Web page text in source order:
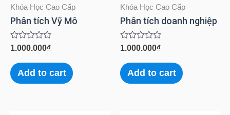
Khóa Học Cao Cấp
Phân tích Vỹ Mô
Rated
out
of
5
1.000.000₫
Add to cart
Khóa Học Cao Cấp
Phân tích doanh nghiệp
Rated
out
of
5
1.000.000₫
Add to cart